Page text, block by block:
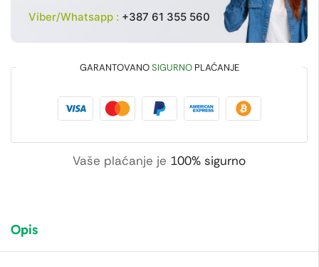
Viber/Whatsapp : +387 61 355 560
GARANTOVANOSIGURNOPLAĆANJE
Vaše plaćanje je 100% sigurno
Opis